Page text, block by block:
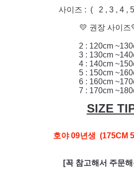
사이즈 : ( 2 , 3 , 4 ,
💛 권장 사이즈
2 : 120cm
3 : 130cm
4 : 140cm
5 : 150cm
6 : 160cm
7 : 170cm
SIZE
호야 09년생 (175CM
[꼭 참고해서 주문